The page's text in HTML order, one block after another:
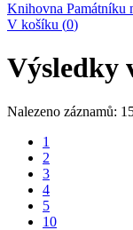
Knihovna Památníku
V košíku (0)
Výsledky
Nalezeno záznamů:
1
2
3
4
5
10